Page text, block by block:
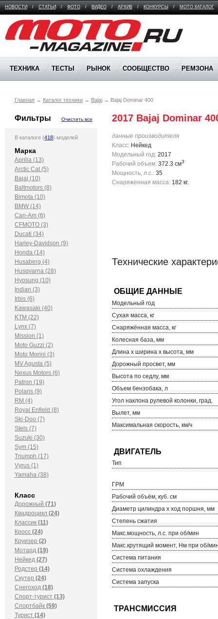
НОВОСТИ / СТАТЬИ / ФОТО / ВИДЕО / АРХИВ / КОНКУРСЫ / МОТО КАТАЛОГ
Moto Magazine
ТЕХНИКА ТЕСТЫ РЫНОК СООБЩЕСТВО РЕМЗОНА
Главная → Каталог техники → Bajaj → Bajaj Dominar 400
Фильтры Очистить все
В каталоге (418) моделей
Марка
Aprilia (13)
Arctic Cat (5)
Bajaj (10)
Baltmotors (8)
Bimota (10)
BMW (14)
Can-Am (6)
CFMOTO (3)
Ducati (34)
Harley-Davidson (9)
Honda (14)
Husaberg (4)
Husqvarna (28)
Hyosung (10)
Indian (3)
Irbis (6)
Kawasaki (40)
KTM (22)
Lynx (7)
Mission (1)
Moto Guzzi (2)
Moto Morini (3)
MV Agusta (5)
Nexus Motors (6)
Patron (19)
Polaris (9)
RM (4)
Royal Enfield (8)
Ski-Doo (7)
Stels (7)
Suzuki (30)
Sym (15)
Triumph (17)
Vyrus (1)
Yamaha (38)
Класс
Дорожный (71)
Квадроцикл (24)
Классик (11)
Кросс (24)
Круизер (2)
Мотард (19)
Нейкед (27)
Родстер (14)
Скутер (24)
Снегоход (18)
Спорт-турист (13)
Спортбайк (59)
Турист (14)
2017 Bajaj Dominar
данные производителя
Класс: Нейкед
Модельный год: 2017
Рабочий объем: 372.3 см3
Мощность, л.с.: 35
Снаряженная масса: 182 кг.
Технические
Модельный год
Сухая масса, кг
Снаряжённая масса, кг
Колесная база, мм
Длина х ширина х высота, мм
Дорожный просвет, мм
Высота по седлу, мм
Объем бензобака, л
Угол наклона рулевой колонки, град.
Вылет, мм
Максимальная скорость, км/ч
Тип
ГРМ
Рабочий объём, куб. см
Диаметр цилиндра х ход поршня, мм
Степень сжатия
Макс.мощность, л.с. при об/мин
Макс.крутящий момент, Нм при об/
Система питания
Система охлаждения
Система запуска